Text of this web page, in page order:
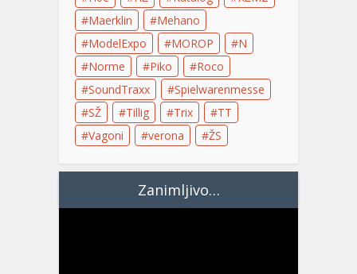
Maerklin
Mehano
ModelExpo
MOROP
N
Norme
Piko
Roco
SoundTraxx
Spielwarenmesse
SŽ
Tillig Trix
TT
Vagoni
verona ŽS
Zanimljivo…